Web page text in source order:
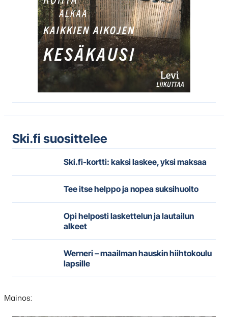
Ski.fi suosittelee
Ski.fi-kortti: kaksi laskee, yksi maksaa
Tee itse helppo ja nopea suksihuolto
Opi helposti laskettelun ja lautailun
alkeet
Werneri – maailman hauskin hiihtokoulu
lapsille
Mainos: